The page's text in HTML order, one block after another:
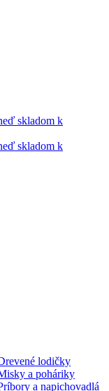
skladom k
skladom k
lodičky
a poháriky
a napichovadlá